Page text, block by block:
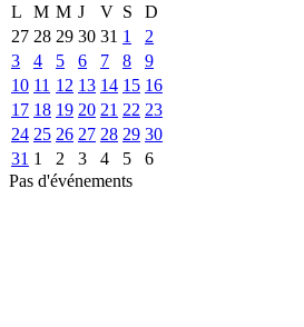
L
M M J V S
D
27 28 29 30 31 1
2
3
4 5 6 7 8
9
10 11 12 13 14 15 16
17 18 19 20 21 22 23
24 25 26 27 28 29 30
31 1 2 3 4 5
6
Pas d'événements